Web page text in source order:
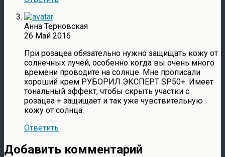
Анна Терновская
26 Май 2016
При розацеа обязательно нужно защищать кожу от
солнечных лучей, особенно когда вы очень много
времени проводите на солнце. Мне прописали
хороший крем РУБОРИЛ ЭКСПЕРТ SP50+. Имеет
тональный эффект, чтобы скрыть участки с
розацеа + защищает и так уже чувствительную
кожу от солнца.
Ответить
Добавить комментарий